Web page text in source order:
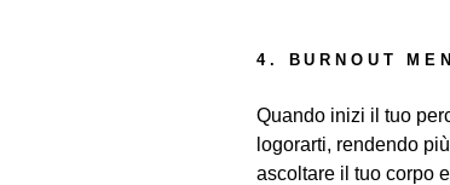
4. BURNOUT
Quando inizi il tuo
logorarti, rendendo
ascoltare il tuo corpo